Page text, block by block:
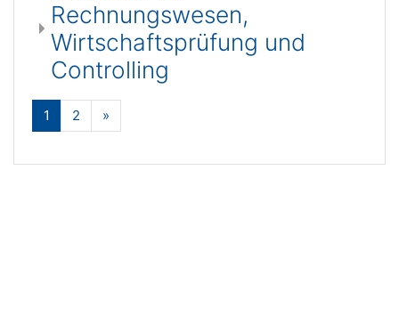
Rechnungswesen,
Wirtschaftsprüfung und
Controlling
1 (aktuell)
2 »